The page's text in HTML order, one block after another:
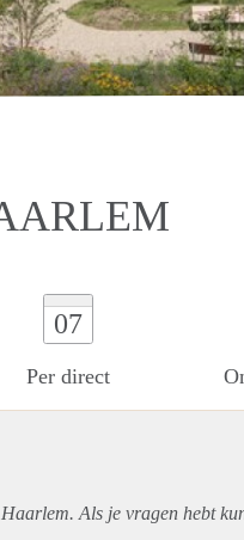
07
Per direct
Als je vragen hebt